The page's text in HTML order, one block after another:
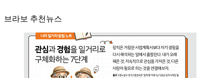
브라보 추천뉴스